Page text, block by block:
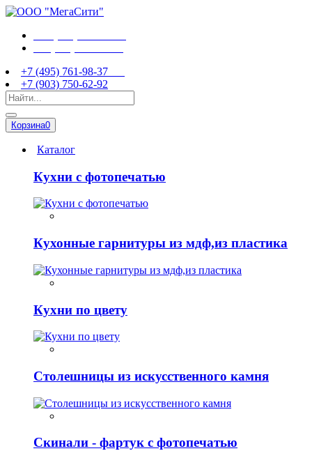
+7 (495) 761-98-37
+7 (903) 750-62-92
Корзина0
Каталог
Кухни с фотопечатью
Кухонные гарнитуры из мдф,из пластика
Кухни по цвету
Столешницы из искусственного камня
Скинали - фартук с фотопечатью